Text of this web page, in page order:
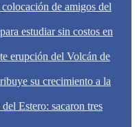
de amigos del
estudiar sin costos en
erupción del Volcán de
su crecimiento a la
Estero: sacaron tres